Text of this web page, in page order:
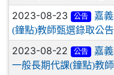
2023-08-23 公告
嘉
(鐘點)教師甄選錄取公告
2023-08-22 公告
嘉
一般長期代課(鐘點)教